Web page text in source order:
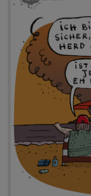
https://spottseidank.de